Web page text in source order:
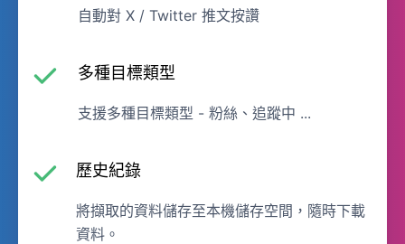
自動對 X / Twitter 推文按讚
多種目標類型
支援多種目標類型 - 粉絲、追蹤中 ...
歷史紀錄
將擷取的資料儲存至本機儲存空間，隨時下載
資料。